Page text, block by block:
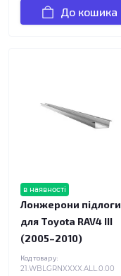
До кошика
в наявності
Лонжерони підлоги
для Toyota RAV4 III
(2005–2010)
Код товару:
21.WBLGRNXXXX.ALL.0.00